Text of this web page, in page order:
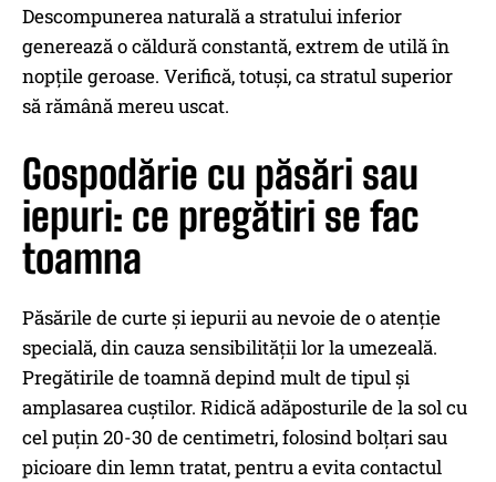
Descompunerea naturală a stratului inferior
generează o căldură constantă, extrem de utilă în
nopțile geroase. Verifică, totuși, ca stratul superior
să rămână mereu uscat.
Gospodărie cu păsări sau
iepuri: ce pregătiri se fac
toamna
Păsările de curte și iepurii au nevoie de o atenție
specială, din cauza sensibilității lor la umezeală.
Pregătirile de toamnă depind mult de tipul și
amplasarea cuștilor. Ridică adăposturile de la sol cu
cel puțin 20-30 de centimetri, folosind bolțari sau
picioare din lemn tratat, pentru a evita contactul